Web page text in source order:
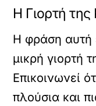
Η Γιορτή
Η φράση αυτή
μικρή γιορτή
Επικοινωνεί
πλούσια και